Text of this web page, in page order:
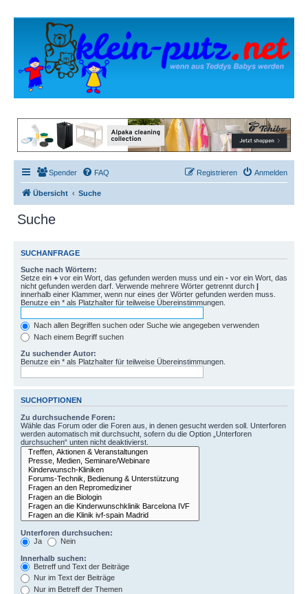
Spender FAQ Anmelden
Registrieren
Übersicht Suche
Suche
SUCHANFRAGE
Suche nach Wörtern:
Setze ein + vor ein Wort, das gefunden werden muss und ein - vor ein Wort, das
nicht gefunden werden darf. Verwende mehrere Wörter getrennt durch |
innerhalb einer Klammer, wenn nur eines der Wörter gefunden werden muss.
Benutze ein * als Platzhalter für teilweise Übereinstimmungen.
Nach allen Begriffen suchen oder Suche wie angegeben verwenden
Nach einem Begriff suchen
Zu suchender Autor:
Benutze ein * als Platzhalter für teilweise Übereinstimmungen.
SUCHOPTIONEN
Zu durchsuchende Foren:
Wähle das Forum oder die Foren aus, in denen gesucht werden soll. Unterforen
werden automatisch mit durchsucht, sofern du die Option „Unterforen
durchsuchen“ unten nicht deaktivierst.
Unterforen durchsuchen:
Ja
Nein
Innerhalb suchen:
Betreff und Text der Beiträge
Nur im Text der Beiträge
Nur im Betreff der Themen